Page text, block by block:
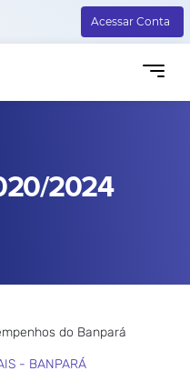
Acessar Conta
2024
do Banpará
- BANPARÁ